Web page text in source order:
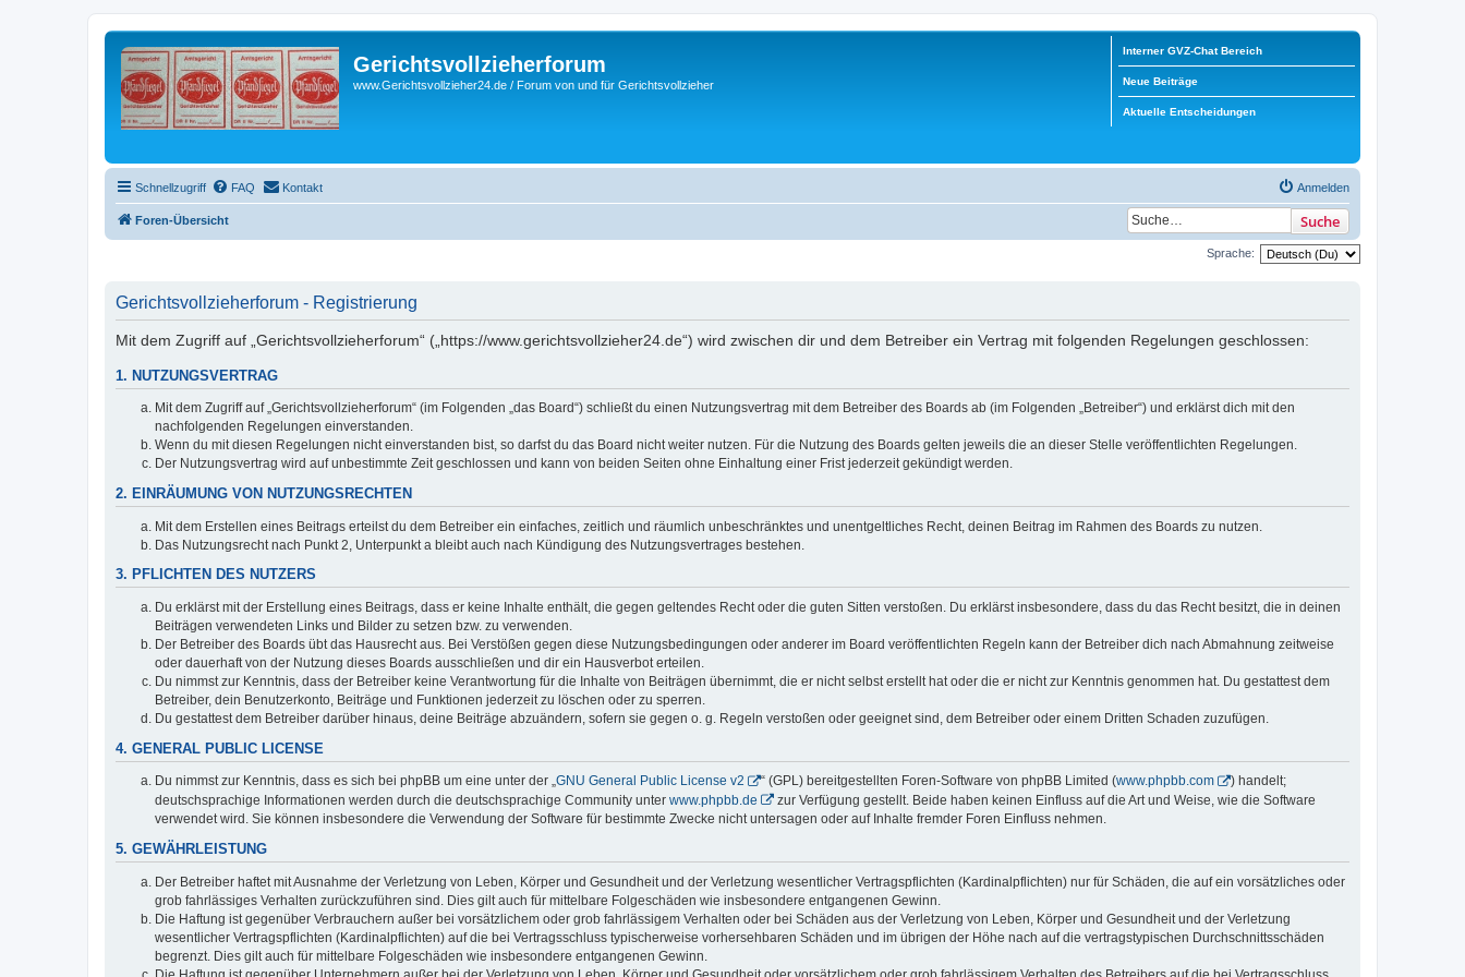
Gerichtsvollzieherforum
www.Gerichtsvollzieher24.de / Forum von und für Gerichtsvollzieher
Interner GVZ-Chat Bereich
Neue Beiträge
Aktuelle Entscheidungen
Schnellzugriff FAQ Kontakt Anmelden
Foren-Übersicht Suche
Sprache:
Gerichtsvollzieherforum - Registrierung
Mit dem Zugriff auf „Gerichtsvollzieherforum“ („https://www.gerichtsvollzieher24.de“) wird zwischen dir und dem Betreiber ein Vertrag mit folgenden Regelungen geschlossen:
1. NUTZUNGSVERTRAG
Mit dem Zugriff auf „Gerichtsvollzieherforum“ (im Folgenden „das Board“) schließt du einen Nutzungsvertrag mit dem Betreiber des Boards ab (im Folgenden „Betreiber“) und erklärst dich mit den
nachfolgenden Regelungen einverstanden.
Wenn du mit diesen Regelungen nicht einverstanden bist, so darfst du das Board nicht weiter nutzen. Für die Nutzung des Boards gelten jeweils die an dieser Stelle veröffentlichten Regelungen.
Der Nutzungsvertrag wird auf unbestimmte Zeit geschlossen und kann von beiden Seiten ohne Einhaltung einer Frist jederzeit gekündigt werden.
2. EINRÄUMUNG VON NUTZUNGSRECHTEN
Mit dem Erstellen eines Beitrags erteilst du dem Betreiber ein einfaches, zeitlich und räumlich unbeschränktes und unentgeltliches Recht, deinen Beitrag im Rahmen des Boards zu nutzen.
Das Nutzungsrecht nach Punkt 2, Unterpunkt a bleibt auch nach Kündigung des Nutzungsvertrages bestehen.
3. PFLICHTEN DES NUTZERS
Du erklärst mit der Erstellung eines Beitrags, dass er keine Inhalte enthält, die gegen geltendes Recht oder die guten Sitten verstoßen. Du erklärst insbesondere, dass du das Recht besitzt, die in deinen
Beiträgen verwendeten Links und Bilder zu setzen bzw. zu verwenden.
Der Betreiber des Boards übt das Hausrecht aus. Bei Verstößen gegen diese Nutzungsbedingungen oder anderer im Board veröffentlichten Regeln kann der Betreiber dich nach Abmahnung zeitweise
oder dauerhaft von der Nutzung dieses Boards ausschließen und dir ein Hausverbot erteilen.
Du nimmst zur Kenntnis, dass der Betreiber keine Verantwortung für die Inhalte von Beiträgen übernimmt, die er nicht selbst erstellt hat oder die er nicht zur Kenntnis genommen hat. Du gestattest dem
Betreiber, dein Benutzerkonto, Beiträge und Funktionen jederzeit zu löschen oder zu sperren.
Du gestattest dem Betreiber darüber hinaus, deine Beiträge abzuändern, sofern sie gegen o. g. Regeln verstoßen oder geeignet sind, dem Betreiber oder einem Dritten Schaden zuzufügen.
4. GENERAL PUBLIC LICENSE
Du nimmst zur Kenntnis, dass es sich bei phpBB um eine unter der „GNU General Public License v2 “ (GPL) bereitgestellten Foren-Software von phpBB Limited (www.phpbb.com
) handelt;
deutschsprachige Informationen werden durch die deutschsprachige Community unter www.phpbb.de
zur Verfügung gestellt. Beide haben keinen Einfluss auf die Art und Weise, wie die Software
verwendet wird. Sie können insbesondere die Verwendung der Software für bestimmte Zwecke nicht untersagen oder auf Inhalte fremder Foren Einfluss nehmen.
5. GEWÄHRLEISTUNG
Der Betreiber haftet mit Ausnahme der Verletzung von Leben, Körper und Gesundheit und der Verletzung wesentlicher Vertragspflichten (Kardinalpflichten) nur für Schäden, die auf ein vorsätzliches oder
grob fahrlässiges Verhalten zurückzuführen sind. Dies gilt auch für mittelbare Folgeschäden wie insbesondere entgangenen Gewinn.
Die Haftung ist gegenüber Verbrauchern außer bei vorsätzlichem oder grob fahrlässigem Verhalten oder bei Schäden aus der Verletzung von Leben, Körper und Gesundheit und der Verletzung
wesentlicher Vertragspflichten (Kardinalpflichten) auf die bei Vertragsschluss typischerweise vorhersehbaren Schäden und im übrigen der Höhe nach auf die vertragstypischen Durchschnittsschäden
begrenzt. Dies gilt auch für mittelbare Folgeschäden wie insbesondere entgangenen Gewinn.